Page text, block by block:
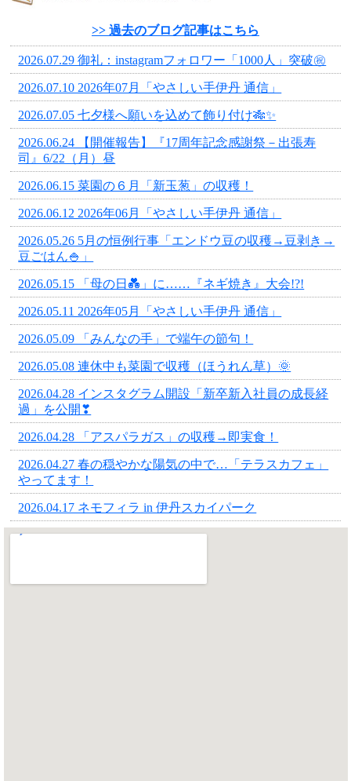
>> 過去のブログ記事はこちら
2026.07.29 御礼：instagramフォロワー「1000人」突破㊗
2026.07.10 2026年07月「やさしい手伊丹 通信」
2026.07.05 七夕様へ願いを込めて飾り付け🎋✨
2026.06.24 【開催報告】『17周年記念感謝祭－出張寿
司』6/22（月）昼
2026.06.15 菜園の６月「新玉葱」の収穫！
2026.06.12 2026年06月「やさしい手伊丹 通信」
2026.05.26 5月の恒例行事「エンドウ豆の収穫→豆剥き→
豆ごはん🍚」
2026.05.15 「母の日💑」に……『ネギ焼き』大会!?!
2026.05.11 2026年05月「やさしい手伊丹 通信」
2026.05.09 「みんなの手」で端午の節句！
2026.05.08 連休中も菜園で収穫（ほうれん草）🌞
2026.04.28 インスタグラム開設「新卒新入社員の成長経
過」を公開❣
2026.04.28 「アスパラガス」の収穫→即実食！
2026.04.27 春の穏やかな陽気の中で…「テラスカフェ」
やってます！
2026.04.17 ネモフィラ in 伊丹スカイパーク